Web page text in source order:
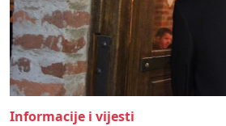
Informacije i vijesti